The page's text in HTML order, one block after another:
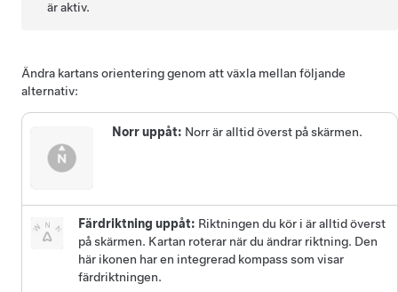
är aktiv.
Ändra kartans orientering genom att växla mellan följande
alternativ:
Norr uppåt: Norr är alltid överst på skärmen.
Färdriktning uppåt: Riktningen du kör i är alltid överst
på skärmen. Kartan roterar när du ändrar riktning. Den
här ikonen har en integrerad kompass som visar
färdriktningen.